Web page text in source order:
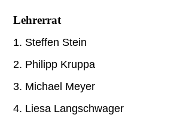
Lehrerrat
1. Steffen Stein
2. Philipp Kruppa
3. Michael Meyer
4. Liesa Langschwager